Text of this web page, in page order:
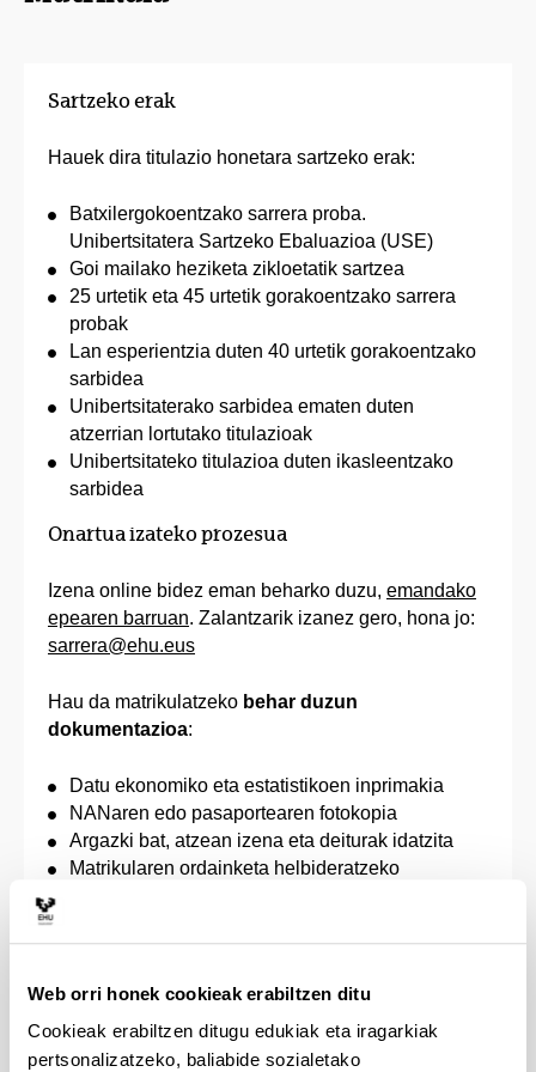
Web orri honek cookieak erabiltzen ditu
Cookieak erabiltzen ditugu edukiak eta iragarkiak
pertsonalizatzeko, baliabide sozialetako
Sartzeko erak
Hauek dira titulazio honetara sartzeko erak:
Batxilergokoentzako sarrera proba.
Unibertsitatera Sartzeko Ebaluazioa (USE)
Goi mailako heziketa zikloetatik sartzea
25 urtetik eta 45 urtetik gorakoentzako sarrera
probak
Lan esperientzia duten 40 urtetik gorakoentzako
sarbidea
Unibertsitaterako sarbidea ematen duten
atzerrian lortutako titulazioak
Unibertsitateko titulazioa duten ikasleentzako
sarbidea
Onartua izateko prozesua
Izena online bidez eman beharko duzu, emandako
epearen barruan. Zalantzarik izanez gero, hona jo:
sarrera@ehu.eus
Hau da matrikulatzeko behar duzun
dokumentazioa:
Datu ekonomiko eta estatistikoen inprimakia
NANaren edo pasaportearen fotokopia
Argazki bat, atzean izena eta deiturak idatzita
Matrikularen ordainketa helbideratzeko
salbuetsita egoteko edo prezio murriztua
unibertsitateko zerbitzu akademikoengatik
ordaindu beharreko prezioak finkatzeko Eusko
Jaurlaritzak onartzen duen aginduaren arabera